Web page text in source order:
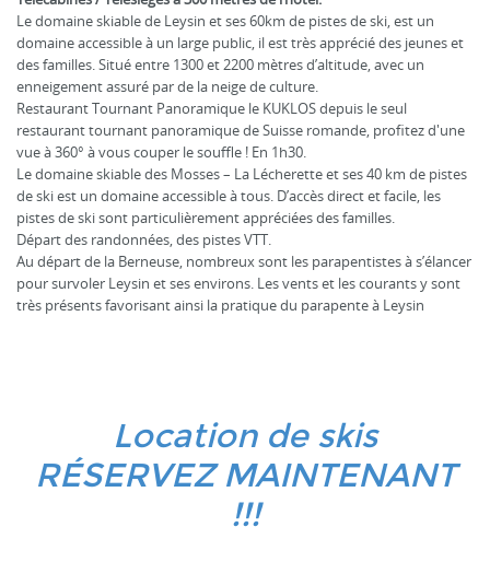
Le domaine skiable de Leysin et ses 60km de pistes de ski, est un
domaine accessible à un large public, il est très apprécié des jeunes et
des familles. Situé entre 1300 et 2200 mètres d’altitude, avec un
enneigement assuré par de la neige de culture.
Restaurant Tournant Panoramique le KUKLOS depuis le seul
restaurant tournant panoramique de Suisse romande, profitez d'une
vue à 360° à vous couper le souffle ! En 1h30.
Le domaine skiable des Mosses – La Lécherette et ses 40 km de pistes
de ski est un domaine accessible à tous. D’accès direct et facile, les
pistes de ski sont particulièrement appréciées des familles.
Départ des randonnées, des pistes VTT.
Au départ de la Berneuse, nombreux sont les parapentistes à s’élancer
pour survoler Leysin et ses environs. Les vents et les courants y sont
très présents favorisant ainsi la pratique du parapente à Leysin
Location de skis
RÉSERVEZ MAINTENANT
!!!